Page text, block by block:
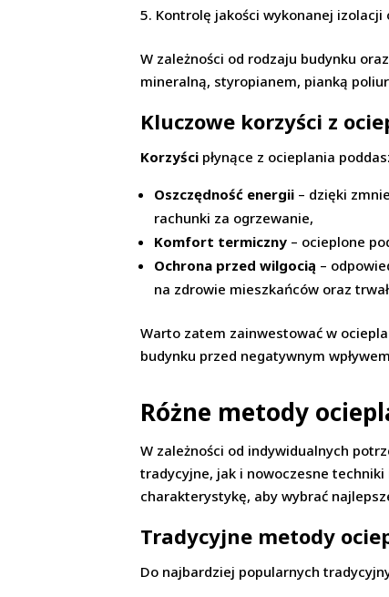
Kontrolę jakości wykonanej
W zależności od rodzaju budynku
mineralną, styropianem, pianką
Kluczowe korzyści z
Korzyści płynące z ocieplania
Oszczędność energii – dzięki
rachunki za ogrzewanie,
Komfort termiczny – ocieplone
Ochrona przed wilgocią –
na zdrowie mieszkańców oraz
Warto zatem zainwestować w
budynku przed negatywnym
Różne metody
W zależności od indywidualnych
tradycyjne, jak i nowoczesne
charakterystykę, aby wybrać
Tradycyjne metody
Do najbardziej popularnych